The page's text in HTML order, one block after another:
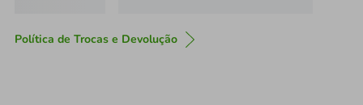
Política de Trocas e Devolução